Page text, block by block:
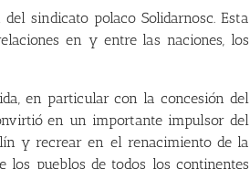
sindicato polaco Solidarnosc. Esta
en y entre las naciones, los
en particular con la concesión del
en un importante impulsor del
y recrear en el renacimiento de la
pueblos de todos los continentes